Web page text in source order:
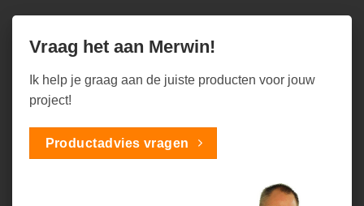
Vraag het aan Merwin!
Ik help je graag aan de juiste producten voor jouw
project!
Productadvies vragen